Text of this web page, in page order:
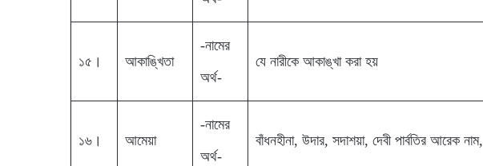
১৫। আকাঙ্খিতা
-নামের
অর্থ-
যে নারীকে আকাঙ্খা করা হয়
১৬। আমেয়া
-নামের
অর্থ-
বাঁধনহীনা, উদার, সদাশয়া, দেবী পার্বতির আরেক নাম,